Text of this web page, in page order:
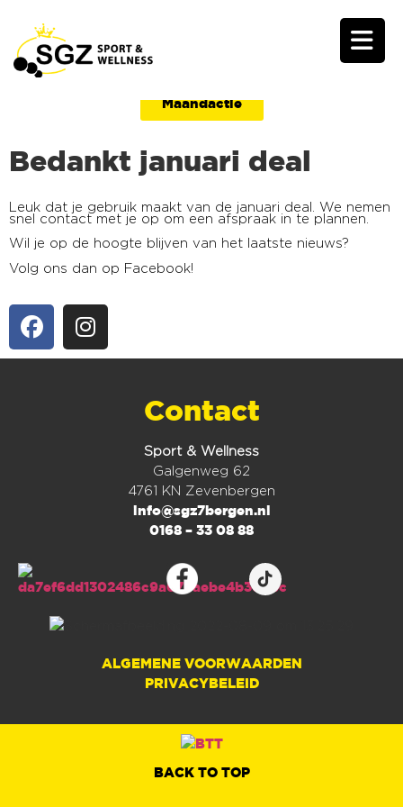
Maandactie
Bedankt januari deal
Leuk dat je gebruik maakt van de januari deal. We nemen
snel contact met je op om een afspraak in te plannen.
Wil je op de hoogte blijven van het laatste nieuws?
Volg ons dan op Facebook!
Contact
Sport & Wellness
Galgenweg 62
4761 KN Zevenbergen
info@sgz7bergen.nl
0168 – 33 08 88
ALGEMENE VOORWAARDEN
PRIVACYBELEID
BACK TO TOP